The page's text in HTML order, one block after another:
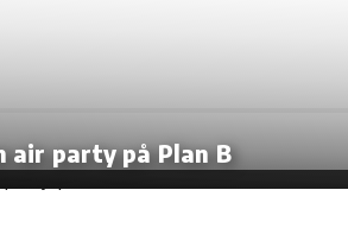
air party på Plan B